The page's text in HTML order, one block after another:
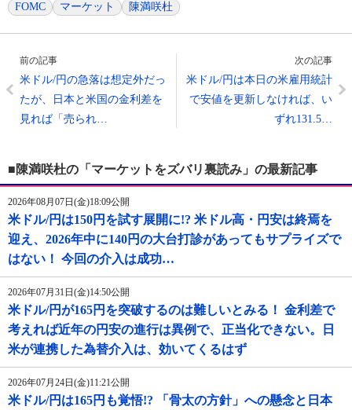
FOMC マーケット 陳満咲杜
前の記事
米ドル/円の急落は想定外だっ
たが、日本と米国の金利差を
見れば「売られ…
次の記事
米ドル/円は本日の米雇用統計
で安値を更新しなければ、い
ずれ131.5…
■陳満咲杜の「マーケットをズバリ裏読み」の最新記事
2026年08月07日(金)18:09公開
米ドル/円は150円を試す展開に!? 米ドル高・円安は終焉を
迎え、2026年中に140円の大台打診があってもサプライズで
はない！ 今回の介入は成功…
2026年07月31日(金)14:50公開
米ドル/円が165円を突破するのは難しいとみる！ 金利差で
考えれば近年の円安の進行は異例で、正当化できない。日
米が連携した為替介入は、効いてくるはず
2026年07月24日(金)11:21公開
米ドル/円は165円も覚悟!? 「骨太の方針」への懸念と日本